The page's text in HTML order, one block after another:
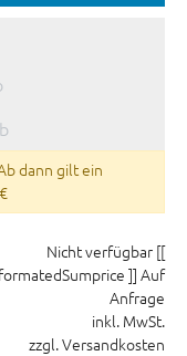
dann gilt ein
Nicht verfügbar [[
formatedSumprice ]] Auf
Anfrage
inkl. MwSt.
zzgl. Versandkosten